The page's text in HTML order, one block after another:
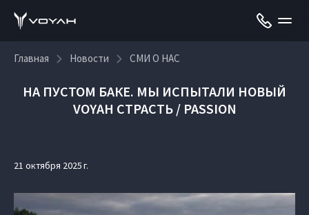
Главная Новости СМИ О НАС
НА ПУСТОМ БАКЕ. МЫ ИСПЫТАЛИ НОВЫЙ
VOYAH СТРАСТЬ / PASSION
21 октября 2025 г.